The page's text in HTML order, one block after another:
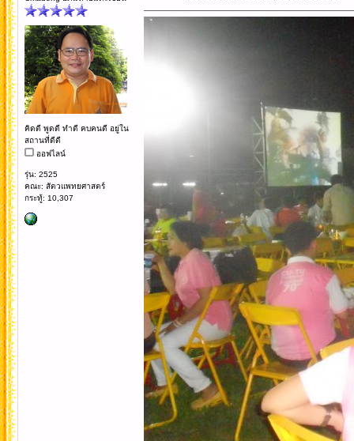
คิดดี พูดดี ทำดี คบคนดี อยู่ใน
สถานที่ดีดี
ออฟไลน์
รุ่น: 2525
คณะ: สัตวแพทยศาสตร์
กระทู้: 10,307